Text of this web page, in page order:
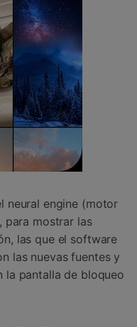
neural engine (motor
para mostrar las
las que el software
las nuevas fuentes y
la pantalla de bloqueo